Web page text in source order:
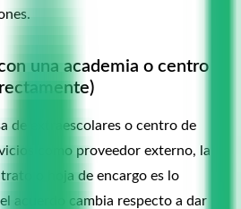
una academia o centro
de extraescolares o centro de
como proveedor externo, la
o hoja de encargo es lo
acuerdo cambia respecto a dar